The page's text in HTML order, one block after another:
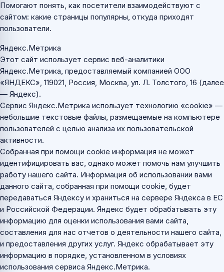
Помогают понять, как посетители взаимодействуют с
сайтом: какие страницы популярны, откуда приходят
пользователи.
Яндекс.Метрика
Этот сайт использует сервис веб-аналитики
Яндекс.Метрика, предоставляемый компанией ООО
«ЯНДЕКС», 119021, Россия, Москва, ул. Л. Толстого, 16 (далее
— Яндекс).
Сервис Яндекс.Метрика использует технологию «cookie» —
небольшие текстовые файлы, размещаемые на компьютере
пользователей с целью анализа их пользовательской
активности.
Собранная при помощи cookie информация не может
идентифицировать вас, однако может помочь нам улучшить
работу нашего сайта. Информация об использовании вами
данного сайта, собранная при помощи cookie, будет
передаваться Яндексу и храниться на сервере Яндекса в ЕС
и Российской Федерации. Яндекс будет обрабатывать эту
информацию для оценки использования вами сайта,
составления для нас отчетов о деятельности нашего сайта,
и предоставления других услуг. Яндекс обрабатывает эту
информацию в порядке, установленном в условиях
использования сервиса Яндекс.Метрика.